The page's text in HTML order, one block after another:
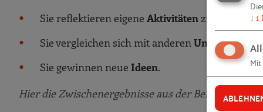
Sie reflektieren eigene Aktivitätenzum
Sie vergleichen sich mit anderenUnternehmen
Sie gewinnen neue Ideen.
Hier die Zwischenergebnisse aus der Befragung:
↓ 1